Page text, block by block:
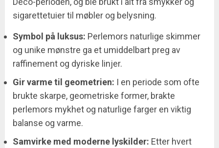
sigarettetuier til møbler og belysning.
Symbol på luksus: Perlemors naturlige skimmer
og unike mønstre ga et umiddelbart preg av
raffinement og dyriske linjer.
Gir varme til geometrien: I en periode som ofte
brukte skarpe, geometriske former, brakte
perlemors mykhet og naturlige farger en viktig
balanse og varme.
Samvirke med moderne lyskilder: Etter hvert